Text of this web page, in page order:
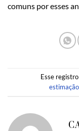
comuns por esses
Esse
estimação